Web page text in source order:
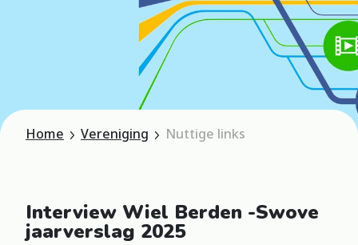
Home Vereniging Nuttige links
Interview Wiel Berden -Swove
jaarverslag 2025